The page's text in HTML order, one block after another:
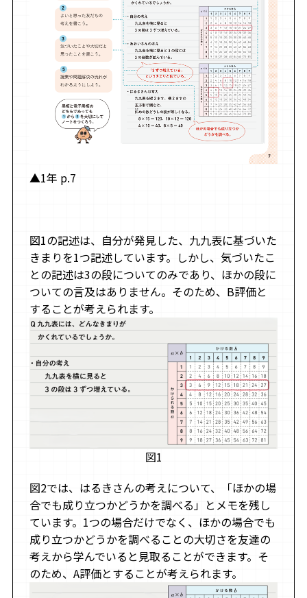
▲1年 p.7
図1の記述は、自分が発見した、九九表に基づいた
きまりを1つ記述しています。しかし、気づいたこ
との記述は3の段についてのみであり、ほかの段に
ついての言及はありません。そのため、B評価と
することが考えられます。
図1
図2では、はるきさんの考えについて、「ほかの場
合でも成り立つかどうかを調べる」とメモを残し
ています。1つの場合だけでなく、ほかの場合でも
成り立つかどうかを調べることの大切さを友達の
考えから学んでいると見取ることができます。そ
のため、A評価とすることが考えられます。